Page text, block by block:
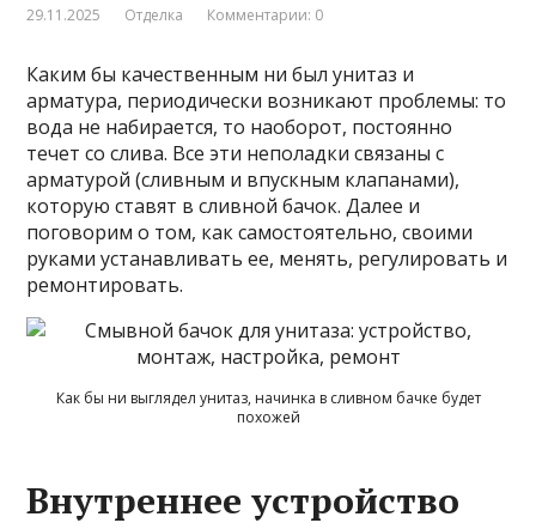
29.11.2025 Отделка Комментарии: 0
Каким бы качественным ни был унитаз и
арматура, периодически возникают проблемы: то
вода не набирается, то наоборот, постоянно
течет со слива. Все эти неполадки связаны с
арматурой (сливным и впускным клапанами),
которую ставят в сливной бачок. Далее и
поговорим о том, как самостоятельно, своими
руками устанавливать ее, менять, регулировать и
ремонтировать.
Как бы ни выглядел унитаз, начинка в сливном бачке будет
похожей
Внутреннее устройство